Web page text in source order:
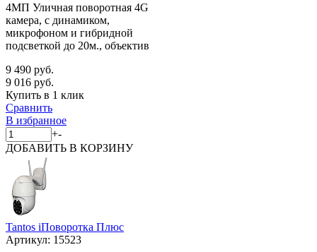
4МП Уличная поворотная 4G
камера, с динамиком,
микрофоном и гибридной
подсветкой до 20м., объектив
9 490 руб.
9 016 руб.
Купить в 1 клик
Сравнить
В избранное
+-
ДОБАВИТЬ В КОРЗИНУ
Tantos iПоворотка Плюс
Артикул: 15523